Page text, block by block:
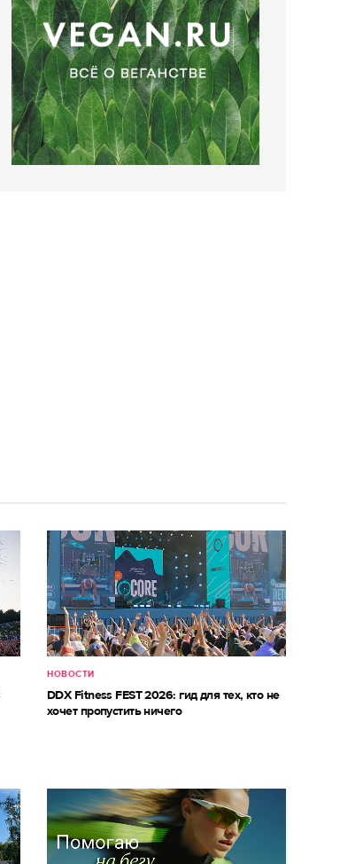
НОВОСТИ
DDX Fitness FEST 2026: гид для тех, кто не
хочет пропустить ничего